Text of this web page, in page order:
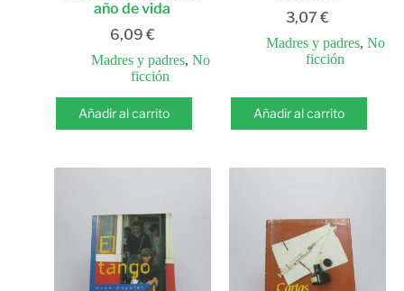
año de vida
6,09 €
Madres y padres, No
ficción
Añadir al carrito
3,07 €
Madres y padres, No
ficción
Añadir al carrito